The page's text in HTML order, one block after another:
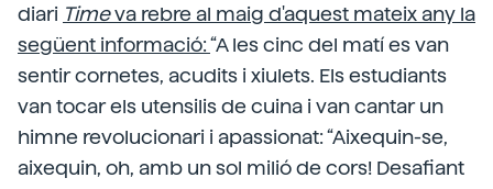
diari Timeva rebre al maig d'aquest mateix any la
següent informació:“A les cinc del matí es van
sentir cornetes, acudits i xiulets. Els estudiants
van tocar els utensilis de cuina i van cantar un
himne revolucionari i apassionat: “Aixequin-se,
aixequin, oh, amb un sol milió de cors! Desafiant